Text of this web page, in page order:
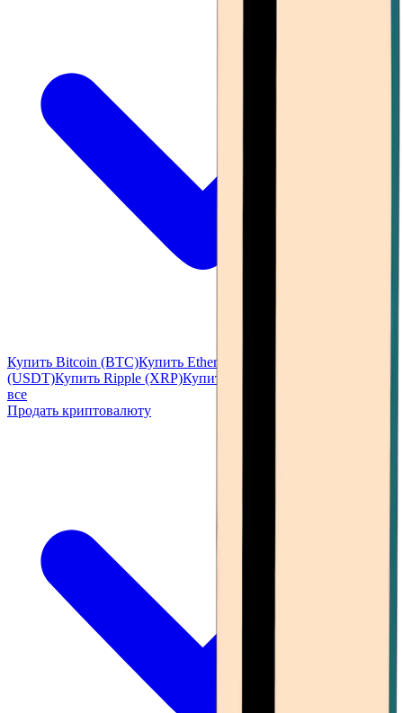
Купить Bitcoin (BTC)Купить Ethereum (ETH)
(USDT)Купить Ripple (XRP)Купить Solana (SOL)
все
Продать криптовалюту